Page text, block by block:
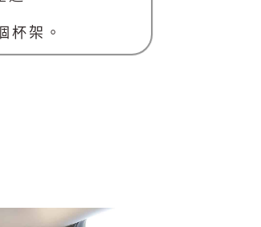
杯架。